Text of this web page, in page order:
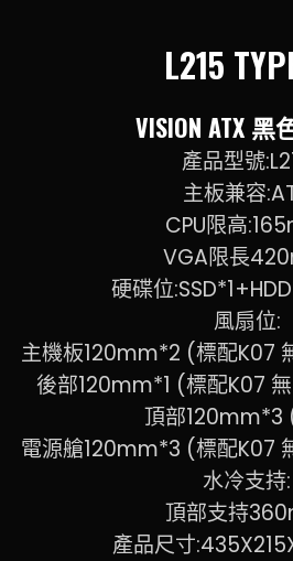
L215
VISION ATX
產品型號
主板兼容
CPU限高
VGA限長
硬碟位
風扇位:
主機板120mm*2 (標配K07
後部120mm*1 (標配K07
頂部120mm*3
電源艙120mm*3 (標配K07
水冷支持:
頂部支持
產品尺寸